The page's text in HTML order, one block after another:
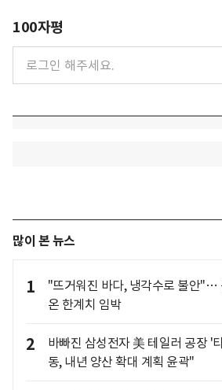
100자평
많이 본 뉴스
1
"뜨거워진 바다, 냉각수로 불안"…
온 한계치 임박
2
바빠진 삼성전자 美 테일러 공장
동, 내년 양산 확대 계획 윤곽"